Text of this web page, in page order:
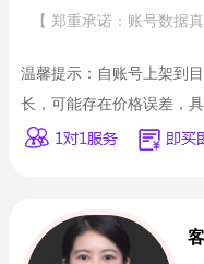
【 郑重承诺：账号数据
温馨提示：自账号上架到
长，可能存在价格误差，